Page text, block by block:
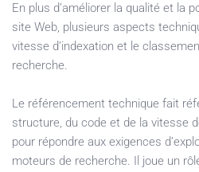
En plus d’améliorer la qualité et la
site Web, plusieurs aspects
vitesse d’indexation et le
recherche.
Le référencement technique fait
structure, du code et de la vitesse
pour répondre aux exigences
moteurs de recherche. Il joue un